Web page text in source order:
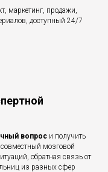
маркетинг, продажи,
доступный 24/7
вопрос и получить
совместный мозговой
обратная связь от
из разных сфер